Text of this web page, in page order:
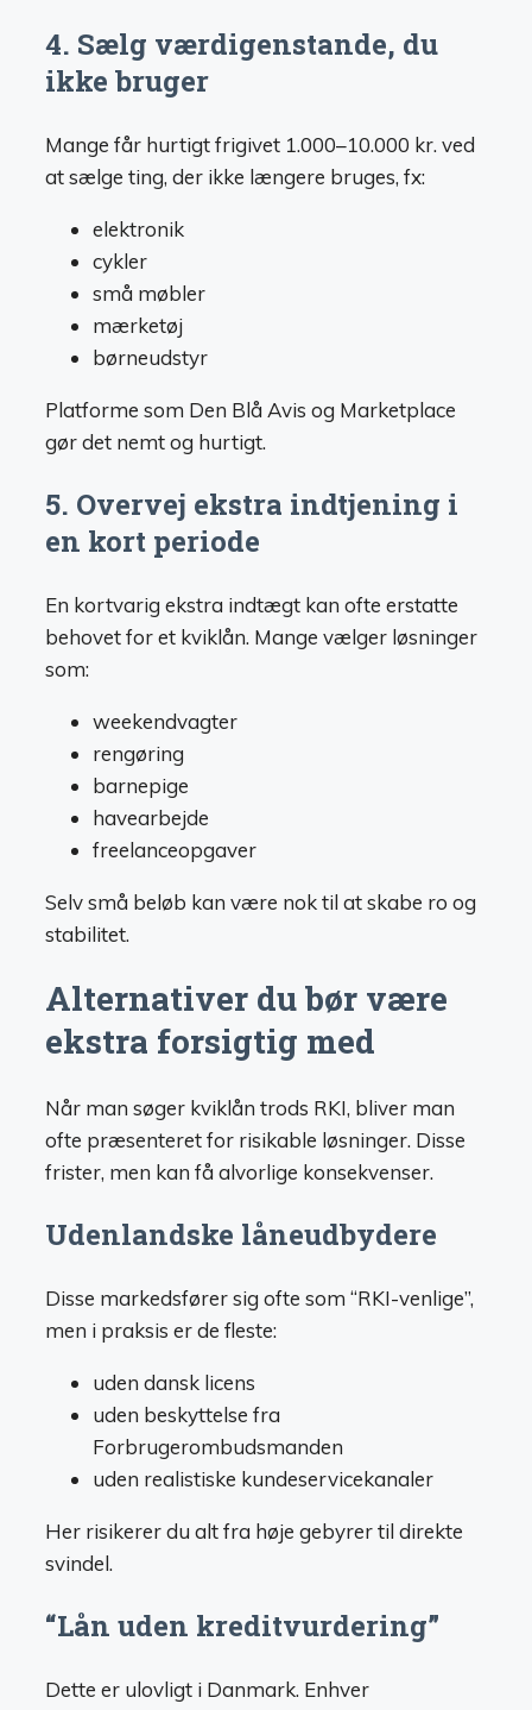
4. Sælg værdigenstande, du
ikke bruger
Mange får hurtigt frigivet 1.000–10.000 kr. ved
at sælge ting, der ikke længere bruges, fx:
elektronik
cykler
små møbler
mærketøj
børneudstyr
Platforme som Den Blå Avis og Marketplace
gør det nemt og hurtigt.
5. Overvej ekstra indtjening i
en kort periode
En kortvarig ekstra indtægt kan ofte erstatte
behovet for et kviklån. Mange vælger løsninger
som:
weekendvagter
rengøring
barnepige
havearbejde
freelanceopgaver
Selv små beløb kan være nok til at skabe ro og
stabilitet.
Alternativer du bør være
ekstra forsigtig med
Når man søger kviklån trods RKI, bliver man
ofte præsenteret for risikable løsninger. Disse
frister, men kan få alvorlige konsekvenser.
Udenlandske låneudbydere
Disse markedsfører sig ofte som “RKI-venlige”,
men i praksis er de fleste:
uden dansk licens
uden beskyttelse fra
Forbrugerombudsmanden
uden realistiske kundeservicekanaler
Her risikerer du alt fra høje gebyrer til direkte
svindel.
“Lån uden kreditvurdering”
Dette er ulovligt i Danmark. Enhver